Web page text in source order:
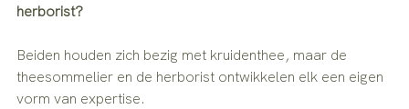
herborist?
Beiden houden zich bezig met kruidenthee, maar de
theesommelier en de herborist ontwikkelen elk een eigen
vorm van expertise.